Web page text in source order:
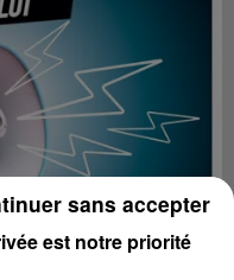
est notre priorité
sans accepter